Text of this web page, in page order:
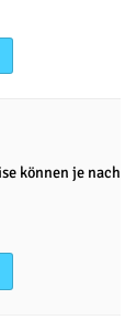
können je nach